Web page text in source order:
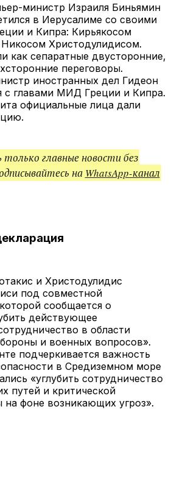
министр Израиля Биньямин
в Иерусалиме со своими
и Кипра: Кирьякосом
Христодулидисом.
как сепаратные двусторонние,
переговоры.
иностранных дел Гидеон
с главами МИД Греции и Кипра.
официальные лица дали
главные новости без
на WhatsApp-канал
и Христодулидис
под совместной
сообщается о
действующее
в области
и военных вопросов».
подчеркивается важность
в Средиземном море
«углубить сотрудничество
путей и критической
на фоне возникающих угроз».